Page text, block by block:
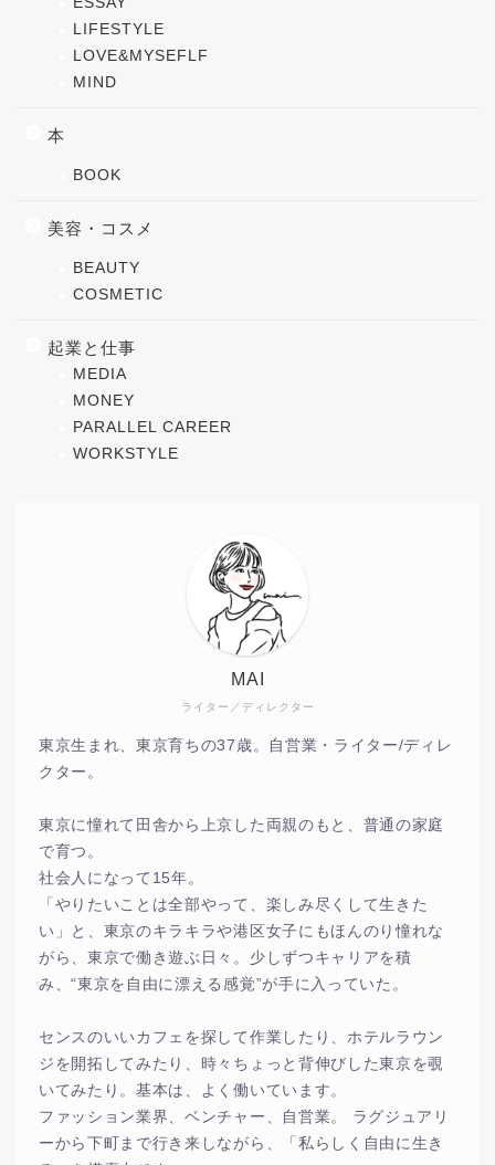
LIFESTYLE
LOVE&MYSEFLF
MIND
本
BOOK
美容・コスメ
BEAUTY
COSMETIC
起業と仕事
MEDIA
MONEY
PARALLEL CAREER
WORKSTYLE
ライター／ディレクター
MAI
東京生まれ、東京育ちの37歳。自営業・ライター/ディレ
クター。
東京に憧れて田舎から上京した両親のもと、普通の家庭
で育つ。
社会人になって15年。
「やりたいことは全部やって、楽しみ尽くして生きた
い」と、東京のキラキラや港区女子にもほんのり憧れな
がら、東京で働き遊ぶ日々。少しずつキャリアを積
み、“東京を自由に漂える感覚”が手に入っていた。
センスのいいカフェを探して作業したり、ホテルラウン
ジを開拓してみたり、時々ちょっと背伸びした東京を覗
いてみたり。基本は、よく働いています。
ファッション業界、ベンチャー、自営業。 ラグジュアリ
ーから下町まで行き来しながら、「私らしく自由に生き